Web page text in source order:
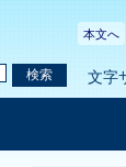
本文へ
検索 文字